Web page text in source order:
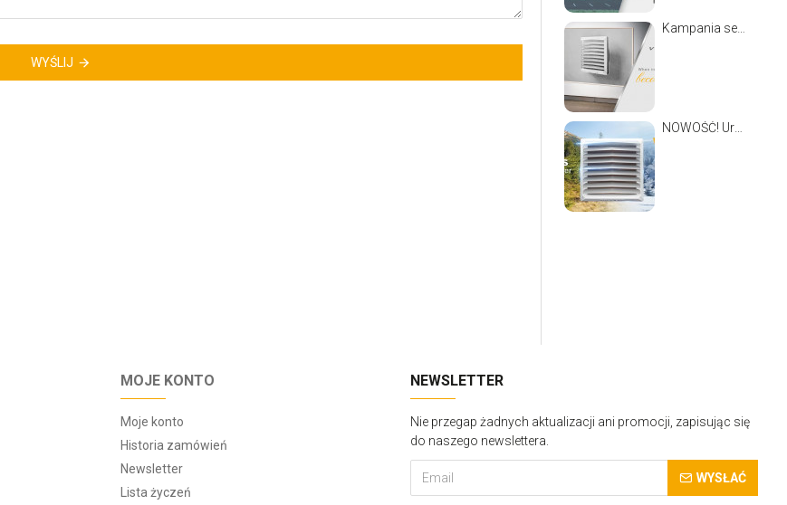
WYŚLIJ
MOJE KONTO
Moje konto
Historia zamówień
Newsletter
Lista życzeń
NEWSLETTER
Nie przegap żadnych aktualizacji ani promocji, zapisując się
do naszego newslettera.
WYSŁAĆ